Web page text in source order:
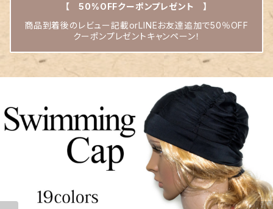
【 50%OFFクーポンプレゼント 】
商品到着後のレビュー記載orLINEお友達追加で50％OFF
クーポンプレゼントキャンペーン！